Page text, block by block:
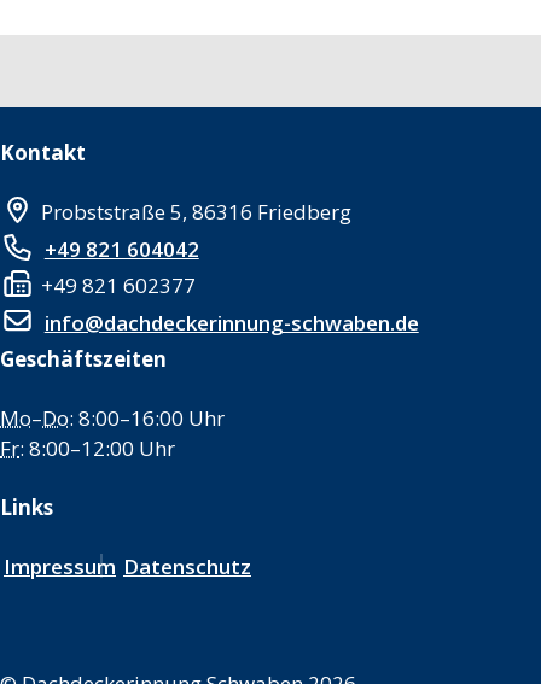
Kontakt
Probststraße 5, 86316 Friedberg
+49 821 604042
+49 821 602377
info@dachdeckerinnung-schwaben.de
Geschäftszeiten
Mo–Do: 8:00–16:00 Uhr
Fr: 8:00–12:00 Uhr
Links
Impressum Datenschutz